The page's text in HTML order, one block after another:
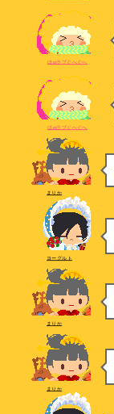
ほmラブぐへぐへ
ほmラブぐへぐへ
まりか
ヨーグルト
まりか
まりか